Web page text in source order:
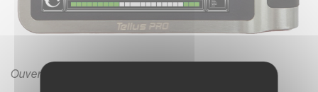
Ouverture/fermeture faciles grâce à un bouton